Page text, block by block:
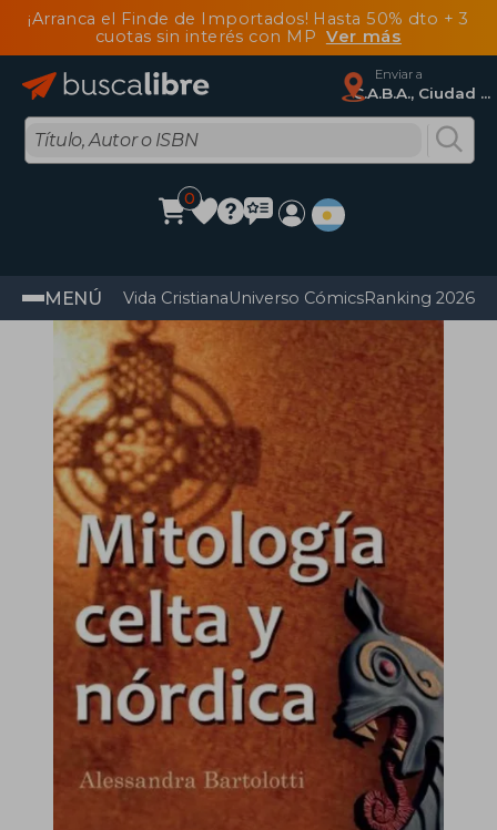
¡Arranca el Finde de Importados! Hasta 50% dto + 3
cuotas sin interés con MP Ver más
Enviar a
C.A.B.A., Ciudad Autónoma De Buenos Aires
0
MENÚ Vida CristianaUniverso CómicsRanking 2026